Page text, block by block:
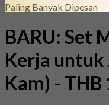
Paling Banyak Dipesan
BARU: Set
Kerja untuk
Kam) - THB